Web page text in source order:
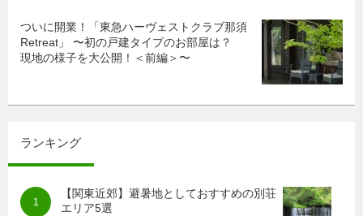
ついに開業！「東急ハーヴェストクラブ那須
Retreat」 〜初の戸建タイプのお部屋は？
現地の様子を大公開！＜前編＞〜
ランキング
【関東近郊】避暑地としておすすめの別荘
エリア5選